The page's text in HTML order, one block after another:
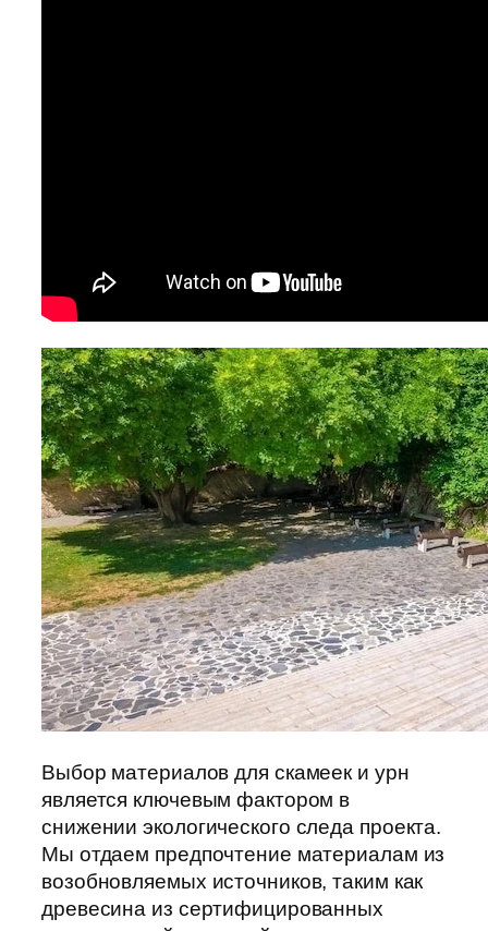
Выбор материалов для скамеек и урн
является ключевым фактором в
снижении экологического следа проекта.
Мы отдаем предпочтение материалам из
возобновляемых источников, таким как
древесина из сертифицированных